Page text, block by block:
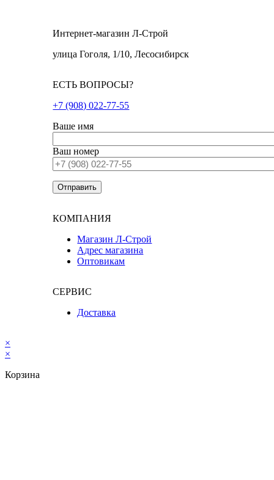
Интернет-магазин Л-Строй
улица Гоголя, 1/10, Лесосибирск
ЕСТЬ ВОПРОСЫ?
+7 (908) 022-77-55
Ваше имя
Ваш номер
КОМПАНИЯ
Магазин Л-Строй
Адрес магазина
Оптовикам
СЕРВИС
Доставка
×
×
Корзина